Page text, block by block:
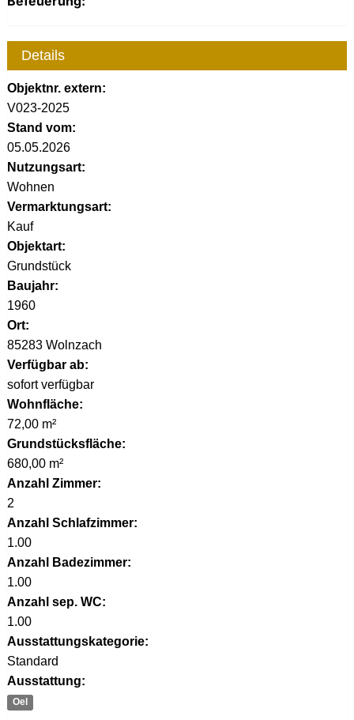
Details
Objektnr. extern:
V023-2025
Stand vom:
05.05.2026
Nutzungsart:
Wohnen
Vermarktungsart:
Kauf
Objektart:
Grundstück
Baujahr:
1960
Ort:
85283 Wolnzach
Verfügbar ab:
sofort verfügbar
Wohnfläche:
72,00 m²
Grundstücksfläche:
680,00 m²
Anzahl Zimmer:
2
Anzahl Schlafzimmer:
1.00
Anzahl Badezimmer:
1.00
Anzahl sep. WC:
1.00
Ausstattungskategorie:
Standard
Ausstattung:
Oel